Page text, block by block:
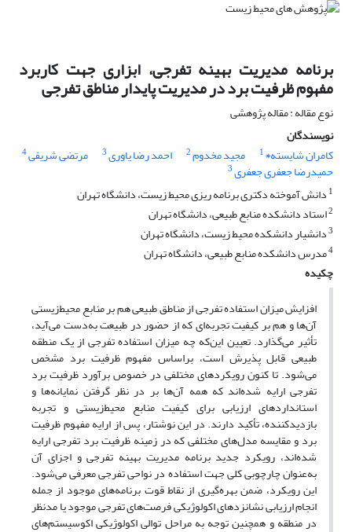
برنامه مدیریت بهینه تفرجی، ابزاری جهت کاربرد
مفهوم ظرفیت برد در مدیریت پایدار مناطق تفرجی
نوع مقاله : مقاله پژوهشی
نویسندگان
کامران شایسته٭1 مجید مخدوم2 احمد رضا یاوری3 مرتضی شریفی4
حمیدرضا جعفری جعفری3
1 دانش آموخته دکتری برنامه ریزی محیط زیست، دانشگاه تهران
2استاد دانشکده منابع طبیعی، دانشگاه تهران
3دانشیار دانشکده محیط زیست، دانشگاه تهران
4مدرس دانشکده منابع طبیعی، دانشگاه تهران
چکیده
افزایش میزان استفاده تفرجی از مناطق طبیعی هم بر منابع محیط‌زیستی
آن‌ها و هم بر کیفیت تجربه‌ای که از حضور در طبیعت به‌دست می‌آید،
تأثیر می‌گذارد. تعیین این‌که چه میزان استفاده تفرجی از یک منطقه
طبیعی قابل پذیرش است، براساس مفهوم ظرفیت برد مشخص
می‌شود. تا کنون رویکردهای مختلفی در خصوص برآورد ظرفیت برد
تفرجی ارایه شده‌اند که همه آن‌ها بر در نظر گرفتن نمایانه‌ها و
استانداردهای ارزیابی برای کیفیت منابع محیط‌زیستی و تجربه
بازدیدکننده، تأکید دارند. در این نوشتار، پس از ارایه مفهوم ظرفیت
برد و مقایسه مدل‌های مختلفی که در زمینه ظرفیت برد تفرجی ارایه
شده‌اند، رویکرد جدید برنامه مدیریت بهینه تفرجی و اجزای آن
به‌عنوان چارچوبی کلی جهت استفاده در نواحی تفرجی معرفی می‌شود.
این رویکرد، ضمن بهره‌گیری از نقاط قوت برنامه‌های موجود از جمله
انجام ارزیابی نشانزدهای اکولوژیکی فرصت‌های تفرجی موجود یا مدنظر
در منطقه و همچنین توجه به مراحل توالی اکولوژیکی اکوسیستم‌های